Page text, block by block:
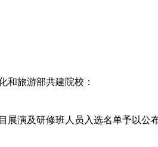
和旅游部共建院校：
演及研修班人员入选名单予以公